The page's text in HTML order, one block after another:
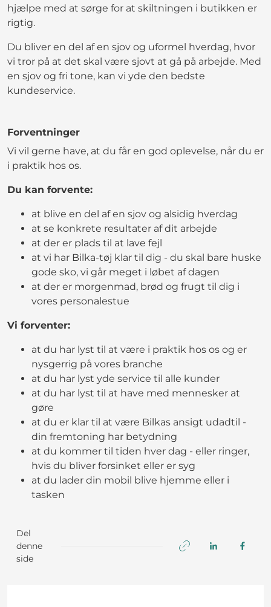
hjælpe med at sørge for at skiltningen i butikken er
rigtig.
Du bliver en del af en sjov og uformel hverdag, hvor
vi tror på at det skal være sjovt at gå på arbejde. Med
en sjov og fri tone, kan vi yde den bedste
kundeservice.
Forventninger
Vi vil gerne have, at du får en god oplevelse, når du er
i praktik hos os.
Du kan forvente:
at blive en del af en sjov og alsidig hverdag
at se konkrete resultater af dit arbejde
at der er plads til at lave fejl
at vi har Bilka-tøj klar til dig - du skal bare huske
gode sko, vi går meget i løbet af dagen
at der er morgenmad, brød og frugt til dig i
vores personalestue
Vi forventer:
at du har lyst til at være i praktik hos os og er
nysgerrig på vores branche
at du har lyst yde service til alle kunder
at du har lyst til at have med mennesker at
gøre
at du er klar til at være Bilkas ansigt udadtil -
din fremtoning har betydning
at du kommer til tiden hver dag - eller ringer,
hvis du bliver forsinket eller er syg
at du lader din mobil blive hjemme eller i
tasken
Del
denne
side